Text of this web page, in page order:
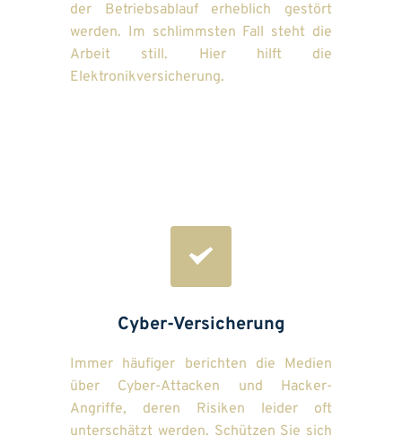
der Betriebsablauf erheblich gestört
werden. Im schlimmsten Fall steht die
Arbeit still. Hier hilft die
Elektronikversicherung.
Cyber-Versicherung
Immer häufiger berichten die Medien
über Cyber-Attacken und Hacker-
Angriffe, deren Risiken leider oft
unterschätzt werden. Schützen Sie sich